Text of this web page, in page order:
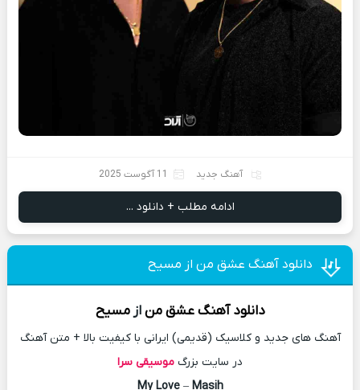
آهنگ جدید 11 آگوست 2025
ادامه مطلب + دانلود ...
دانلود آهنگ عشق من از مسیح
دانلود آهنگ عشق من ازمسیح
آهنگ های جدید و کلاسیک (قدیمی) ایرانی با کیفیت بالا + متن آهنگ
در سایت بزرگ موسیقی سرا
My Love– Masih